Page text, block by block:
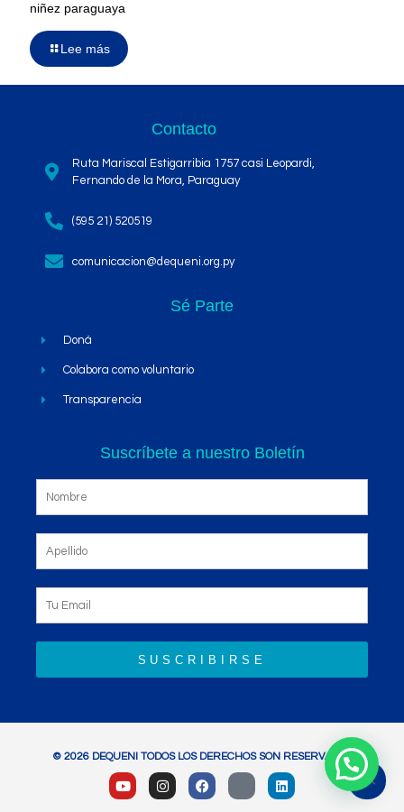
niñez paraguaya
Lee más
Contacto
Ruta Mariscal Estigarribia 1757 casi Leopardi,
Fernando de la Mora, Paraguay
(595 21) 520519
comunicacion@dequeni.org.py
Sé Parte
Doná
Colabora como voluntario
Transparencia
Suscríbete a nuestro Boletín
SUSCRIBIRSE
© 2026 DEQUENI TODOS LOS DERECHOS SON RESERVADOS